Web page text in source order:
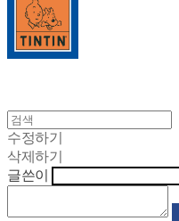
수정하기
삭제하기
글쓴이